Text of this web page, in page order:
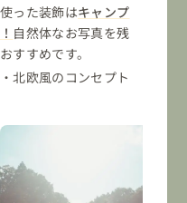
った装飾はキャンプ
自然体なお写真を残
すすめです。
北欧風のコンセプト